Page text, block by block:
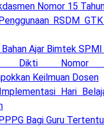
Nomor 15
RSDM
Ajar Bimtek
Dikti Nomor
Keilmuan Dosen
Hari
Bagi Guru